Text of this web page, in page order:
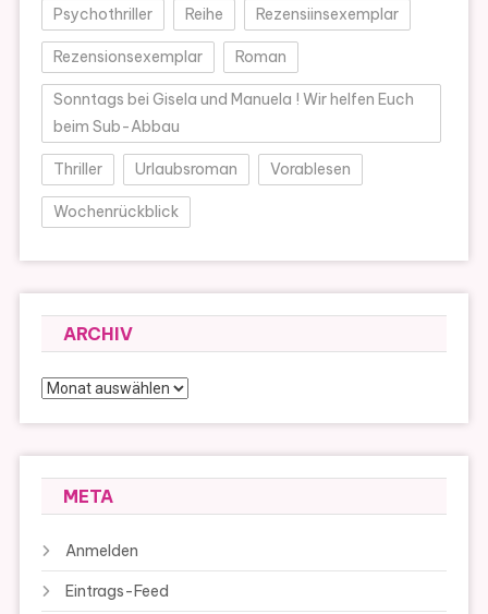
Psychothriller Reihe Rezensiinsexemplar
Rezensionsexemplar Roman
Sonntags bei Gisela und Manuela ! Wir helfen Euch
beim Sub-Abbau
Thriller Urlaubsroman Vorablesen
Wochenrückblick
ARCHIV
Archiv
META
Anmelden
Eintrags-Feed